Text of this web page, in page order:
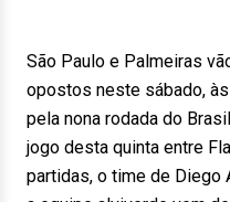
São Paulo e Palmeiras
opostos neste sábado,
pela nona rodada do
jogo desta quinta entre
partidas, o time de Diego